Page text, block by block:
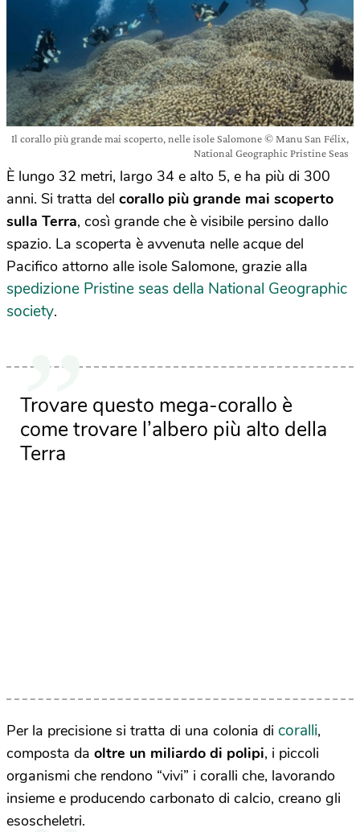
Il corallo più grande mai scoperto, nelle isole Salomone © Manu San Félix,
National Geographic Pristine Seas
È lungo 32 metri, largo 34 e alto 5, e ha più di 300
anni. Si tratta del corallo più grande mai scoperto
sulla Terra, così grande che è visibile persino dallo
spazio. La scoperta è avvenuta nelle acque del
Pacifico attorno alle isole Salomone, grazie alla
spedizione Pristine seas della National Geographic
society.
Trovare questo mega-corallo è
come trovare l’albero più alto della
Terra
Per la precisione si tratta di una colonia di coralli,
composta da oltre un miliardo di polipi, i piccoli
organismi che rendono “vivi” i coralli che, lavorando
insieme e producendo carbonato di calcio, creano gli
esoscheletri.